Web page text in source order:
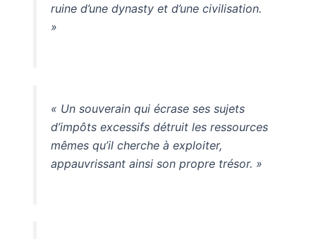
ruine d’une dynasty et d’une civilisation.
»
« Un souverain qui écrase ses sujets
d’impôts excessifs détruit les ressources
mêmes qu’il cherche à exploiter,
appauvrissant ainsi son propre trésor. »